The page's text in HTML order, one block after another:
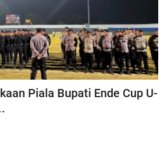
Piala Bupati Ende Cup U-